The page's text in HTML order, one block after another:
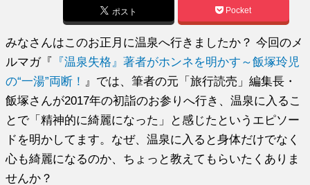
ポスト Pocket
みなさんはこのお正月に温泉へ行きましたか？ 今回のメ
ルマガ『
『温泉失格』著者がホンネを明かす～飯塚玲児
の“一湯”両断！
』では、筆者の元「旅行読売」編集長・
飯塚さんが2017年の初詣のお参りへ行き、温泉に入るこ
とで「精神的に綺麗になった」と感じたというエピソー
ドを明かしてます。なぜ、温泉に入ると身体だけでなく
心も綺麗になるのか、ちょっと教えてもらいたくありま
せんか？